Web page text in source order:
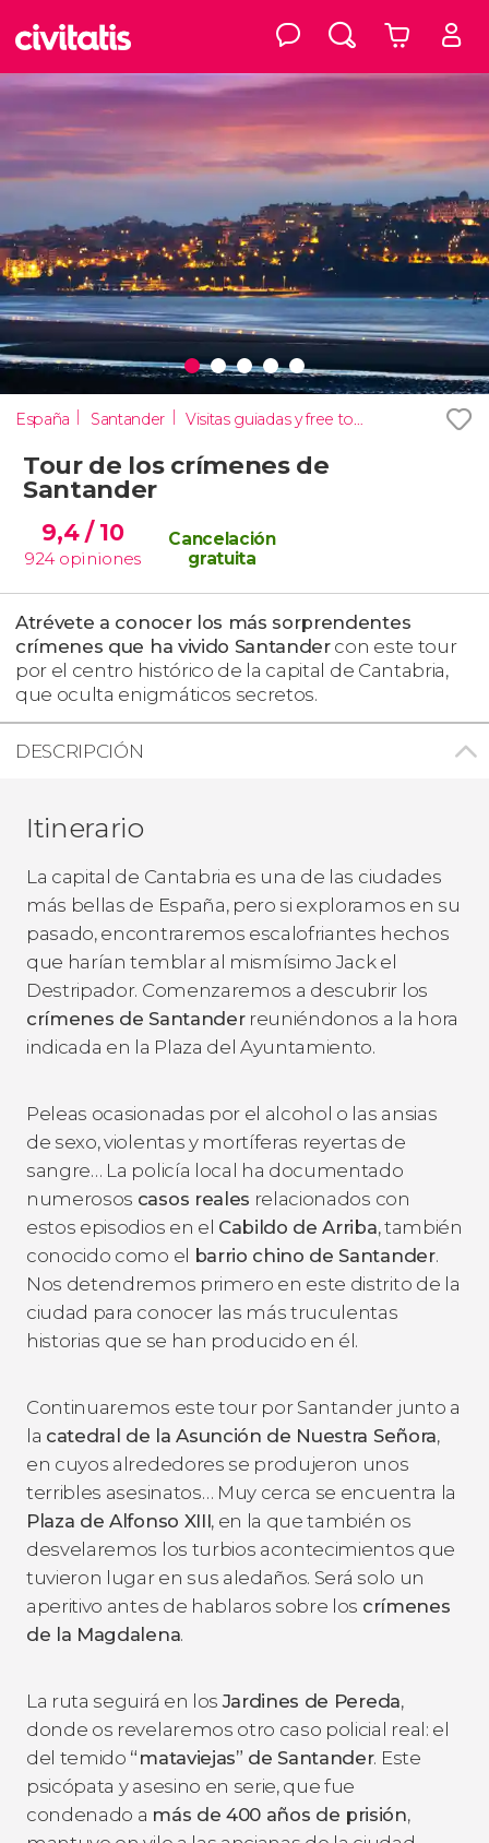
España Santander Visitas guiadas y free tours
Tour de los crímenes de
Santander
9,4/ 10
924 opiniones
Cancelación
gratuita
Atrévete a conocer los más sorprendentes
crímenes que ha vivido Santandercon este tour
por el centro histórico de la capital de Cantabria,
que oculta enigmáticos secretos.
DESCRIPCIÓN
Itinerario
La capital de Cantabria es una de las ciudades
más bellas de España, pero si exploramos en su
pasado, encontraremos escalofriantes hechos
que harían temblar al mismísimo Jack el
Destripador. Comenzaremos a descubrir los
crímenes de Santanderreuniéndonos a la hora
indicada en la Plaza del Ayuntamiento.
Peleas ocasionadas por el alcohol o las ansias
de sexo, violentas y mortíferas reyertas de
sangre… La policía local ha documentado
numerosos casos reales relacionados con
estos episodios en el Cabildo de Arriba, también
conocido como el barrio chino de Santander.
Nos detendremos primero en este distrito de la
ciudad para conocer las más truculentas
historias que se han producido en él.
Continuaremos este tour por Santander junto a
la catedral de la Asunción de Nuestra Señora,
en cuyos alrededores se produjeron unos
terribles asesinatos… Muy cerca se encuentra la
Plaza de Alfonso XIII, en la que también os
desvelaremos los turbios acontecimientos que
tuvieron lugar en sus aledaños. Será solo un
aperitivo antes de hablaros sobre los crímenes
de la Magdalena.
La ruta seguirá en losJardines de Pereda,
donde os revelaremos otro caso policial real: el
del temido “mataviejas” de Santander. Este
psicópata y asesino en serie, que fue
condenado a más de 400 años de prisión,